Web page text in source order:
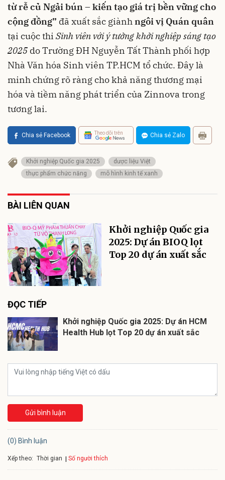
từ rễ củ Ngải bún – kiến tạo giá trị bền vững cho
cộng đồng” đã xuất sắc giànhngôi vị Quán quân
tại cuộc thi Sinh viên với ý tưởng khởi nghiệp sáng tạo
2025 do Trường ĐH Nguyễn Tất Thành phối hợp
Nhà Văn hóa Sinh viên TP.HCM tổ chức. Đây là
minh chứng rõ ràng cho khả năng thương mại
hóa và tiềm năng phát triển của Zinnova trong
tương lai.
Chia sẻ Facebook Theo dõi trên Chia sẻ Zalo
Khởi nghiệp Quốc gia 2025
dược liệu Việt
thực phẩm chức năng
mô hình kinh tế xanh
BÀI LIÊN QUAN
Khởi nghiệp Quốc gia
2025: Dự án BIOQ lọt
Top 20 dự án xuất sắc
ĐỌC TIẾP
Khởi nghiệp Quốc gia 2025: Dự án HCM
Health Hub lọt Top 20 dự án xuất sắc
Gửi bình luận
(0) Bình luận
Xếp theo: Thời gian Số người thích